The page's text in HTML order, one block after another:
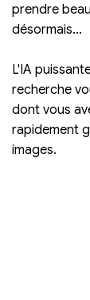
prendre
désormais...
L'IA
recherche
dont vous
rapidement
images.